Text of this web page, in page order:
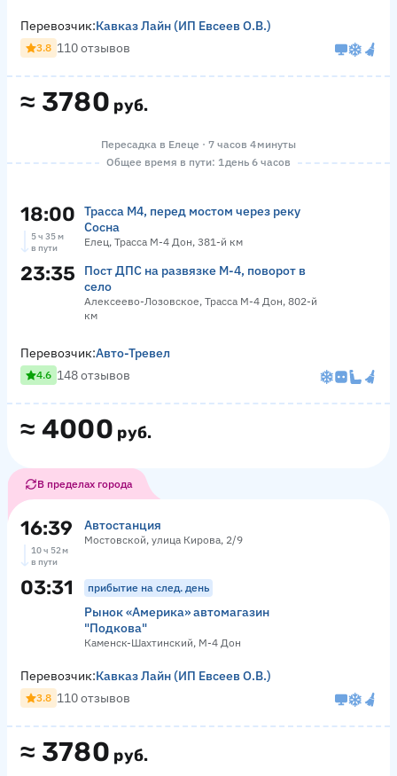
≈ 3780 руб.
Перевозчик:Кавказ Лайн (ИП Евсеев О.В.)
3.8 110 отзывов
Пересадка в Елеце · 7 часов 4 минуты
Общее время в пути: 1 день 6 часов
18:00
Трасса М4, перед мостом через реку
Сосна
Елец, Трасса М-4 Дон, 381-й км
5 ч 35 м
в пути
23:35
Пост ДПС на развязке М-4, поворот в
село
Алексеево-Лозовское, Трасса М-4 Дон, 802-й
км
≈ 4000 руб.
Перевозчик:Авто-Тревел
4.6 148 отзывов
В пределах города
16:39 Автостанция
Мостовской, улица Кирова, 2/9
10 ч 52 м
в пути
03:31 прибытие на след. день
Рынок «Америка» автомагазин
"Подкова"
Каменск-Шахтинский, М-4 Дон
≈ 3780 руб.
Перевозчик:Кавказ Лайн (ИП Евсеев О.В.)
3.8 110 отзывов